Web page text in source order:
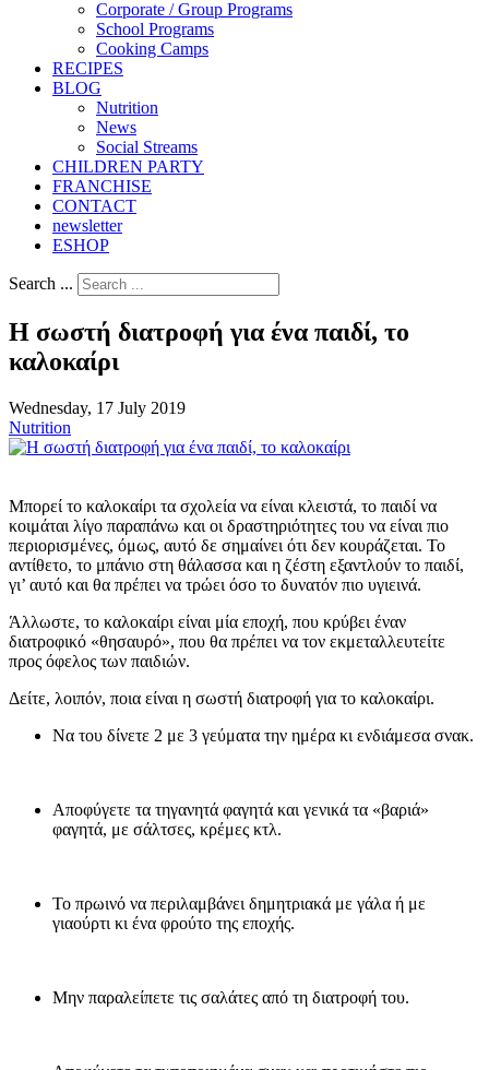
Corporate / Group Programs
School Programs
Cooking Camps
RECIPES
BLOG
Nutrition
Νews
Social Streams
CHILDREN PARTY
FRANCHISE
CONTACT
newsletter
ESHOP
Search ...
Η σωστή διατροφή για ένα παιδί, το
καλοκαίρι
Wednesday, 17 July 2019
Nutrition
Μπορεί το καλοκαίρι τα σχολεία να είναι κλειστά, το παιδί να
κοιμάται λίγο παραπάνω και οι δραστηριότητες του να είναι πιο
περιορισμένες, όμως, αυτό δε σημαίνει ότι δεν κουράζεται. Το
αντίθετο, το μπάνιο στη θάλασσα και η ζέστη εξαντλούν το παιδί,
γι’ αυτό και θα πρέπει να τρώει όσο το δυνατόν πιο υγιεινά.
Άλλωστε, το καλοκαίρι είναι μία εποχή, που κρύβει έναν
διατροφικό «θησαυρό», που θα πρέπει να τον εκμεταλλευτείτε
προς όφελος των παιδιών.
Δείτε, λοιπόν, ποια είναι η σωστή διατροφή για το καλοκαίρι.
Να του δίνετε 2 με 3 γεύματα την ημέρα κι ενδιάμεσα σνακ.
Αποφύγετε τα τηγανητά φαγητά και γενικά τα «βαριά»
φαγητά, με σάλτσες, κρέμες κτλ.
Το πρωινό να περιλαμβάνει δημητριακά με γάλα ή με
γιαούρτι κι ένα φρούτο της εποχής.
Μην παραλείπετε τις σαλάτες από τη διατροφή του.